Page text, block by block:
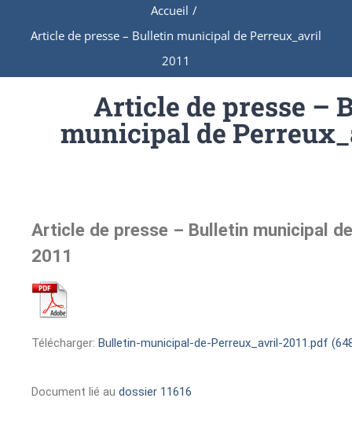
Accueil /
Article de presse – Bulletin municipal de Perreux_avril
2011
Article de presse –
municipal de
Article de presse – Bulletin municipal
2011
Télécharger: Bulletin-municipal-de-Perreux_avril-2011.pdf
Document lié au dossier 11616